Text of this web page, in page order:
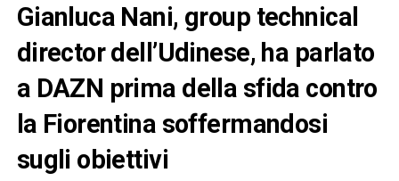
Gianluca Nani, group technical
director dell’Udinese, ha parlato
a DAZN prima della sfida contro
la Fiorentina soffermandosi
sugli obiettivi